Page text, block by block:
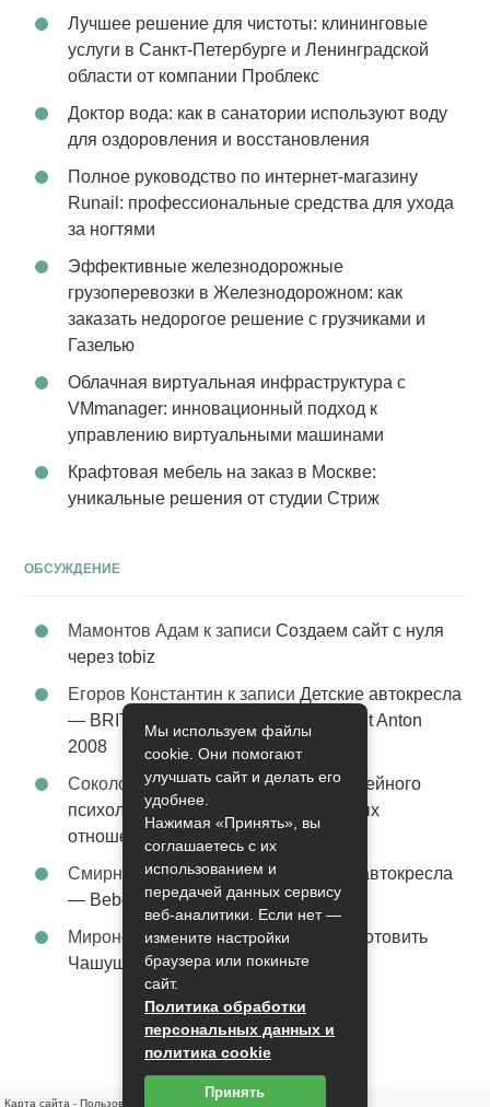
Лучшее решение для чистоты: клининговые
услуги в Санкт-Петербурге и Ленинградской
области от компании Проблекс
Доктор вода: как в санатории используют воду
для оздоровления и восстановления
Полное руководство по интернет-магазину
Runail: профессиональные средства для ухода
за ногтями
Эффективные железнодорожные
грузоперевозки в Железнодорожном: как
заказать недорогое решение с грузчиками и
Газелью
Облачная виртуальная инфраструктура с
VMmanager: инновационный подход к
управлению виртуальными машинами
Крафтовая мебель на заказ в Москве:
уникальные решения от студии Стриж
ОБСУЖДЕНИЕ
Мамонтов Адам к записиСоздаем сайт с нуля
через tobiz
Егоров Константин к записиДетские автокресла
— BRITAX Evolva 1-2-3 (1-2-3) цвет St Anton
2008
Соколова Эльзак записиУслуги семейного
психолога – стабильность в семейных
отношениях
Смирнова Грацияк записи
Детские автокресла
— Bebe Confort Moby цвет Orange
Миронов Никифорк записи
Как приготовить
Чашушули
Карта сайта - Пользовательское соглашение
Мы используем файлы
cookie. Они помогают
улучшать сайт и делать его
удобнее.
Нажимая «Принять», вы
соглашаетесь с их
использованием и
передачей данных сервису
веб-аналитики. Если нет —
измените настройки
браузера или покиньте
сайт.
Политика обработки
персональных данных и
политика cookie
Принять